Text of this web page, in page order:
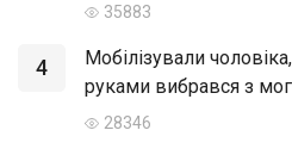
35883
4
Мобілізували
руками вибрався з
28346